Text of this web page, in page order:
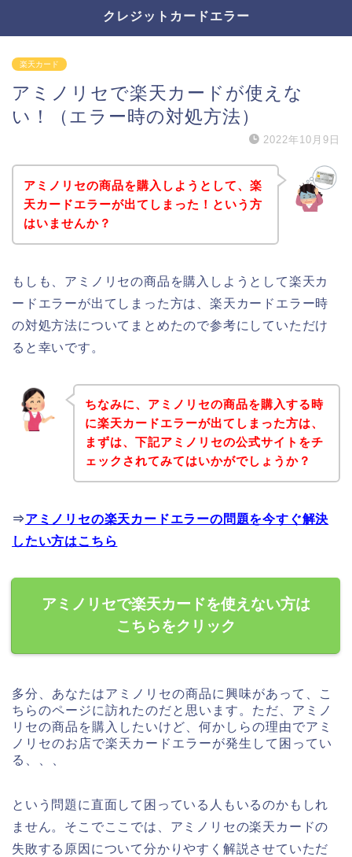
クレジットカードエラー
楽天カード
アミノリセで楽天カードが使えな
い！（エラー時の対処方法）
2022年10月9日
アミノリセの商品を購入しようとして、楽
天カードエラーが出てしまった！という方
はいませんか？
もしも、アミノリセの商品を購入しようとして楽天カ
ードエラーが出てしまった方は、楽天カードエラー時
の対処方法についてまとめたので参考にしていただけ
ると幸いです。
ちなみに、アミノリセの商品を購入する時
に楽天カードエラーが出てしまった方は、
まずは、下記アミノリセの公式サイトをチ
ェックされてみてはいかがでしょうか？
⇒アミノリセの楽天カードエラーの問題を今すぐ解決
したい方はこちら
アミノリセで楽天カードを使えない方は
こちらをクリック
多分、あなたはアミノリセの商品に興味があって、こ
ちらのページに訪れたのだと思います。ただ、アミノ
リセの商品を購入したいけど、何かしらの理由でアミ
ノリセのお店で楽天カードエラーが発生して困ってい
る、、、
という問題に直面して困っている人もいるのかもしれ
ません。そこでここでは、アミノリセの楽天カードの
失敗する原因について分かりやすく解説させていただ